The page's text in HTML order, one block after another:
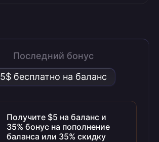
Последний бонус
5$ бесплатно на баланс
Получите $5 на баланс и
35% бонус на пополнение
баланса или 35% скидку